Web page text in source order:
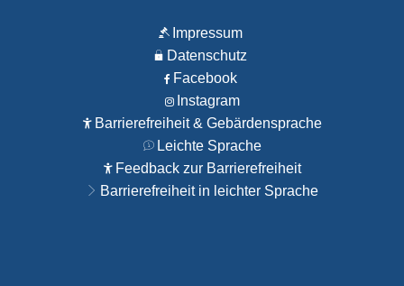
Impressum
Datenschutz
Facebook
Instagram
Barrierefreiheit & Gebärdensprache
Leichte Sprache
Feedback zur Barrierefreiheit
Barrierefreiheit in leichter Sprache